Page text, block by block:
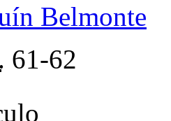
Belmonte
61-62